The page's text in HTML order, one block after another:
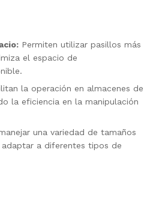
Permiten utilizar pasillos más
el espacio de
la operación en almacenes de
la eficiencia en la manipulación
una variedad de tamaños
a diferentes tipos de